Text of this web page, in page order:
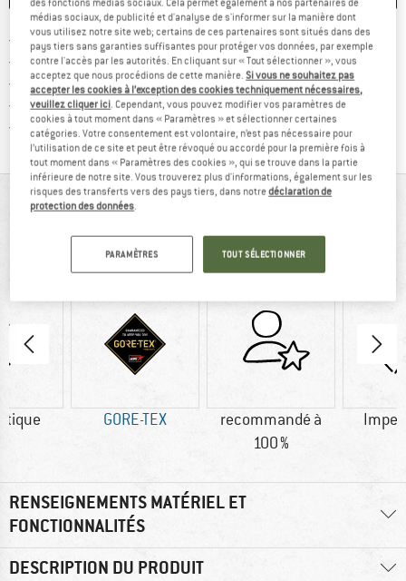
Livraison gratuite dès 69 € (FR)Trouve les infos sur la
Droit de retour de 100 joursTrouve les informations de
> 4 000 000 clients satisfaits
Tous les articles disponibles
Protection des acheteurs de Trusted ShopsTrouve toutes les
VUE D'ENSEMBLE
Chaussures pour diverses activités dans la nature et en
montagne
GORE-TEX
recommandé à
100 %
RENSEIGNEMENTS MATÉRIEL ET
FONCTIONNALITÉS
DESCRIPTION DU PRODUIT
des fonctions médias sociaux. Cela permet également à nos partenaires de
médias sociaux, de publicité et d'analyse de s'informer sur la manière dont
vous utilisez notre site web; certains de ces partenaires sont situés dans des
pays tiers sans garanties suffisantes pour protéger vos données, par exemple
contre l'accès par les autorités. En cliquant sur « Tout sélectionner », vous
acceptez que nous procédions de cette manière.Si vous ne souhaitez pas
accepter les cookies à l’exception des cookies techniquement nécessaires,
veuillez cliquer ici. Cependant, vous pouvez modifier vos paramètres de
cookies à tout moment dans « Paramètres » et sélectionner certaines
catégories. Votre consentement est volontaire, n’est pas nécessaire pour
l’utilisation de ce site et peut être révoqué ou accordé pour la première fois à
tout moment dans « Paramètres des cookies », qui se trouve dans la partie
inférieure de notre site. Vous trouverez plus d'informations, également sur les
risques des transferts vers des pays tiers, dans notredéclaration de
protection des données.
PARAMÈTRES TOUT SÉLECTIONNER